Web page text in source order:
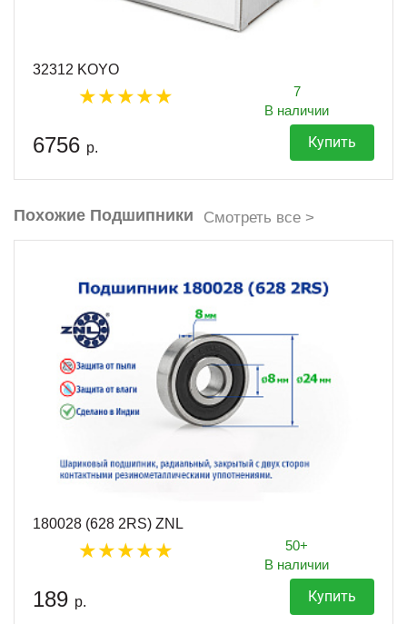
32312 KOYO
7
В наличии
6756 р. Купить
Похожие Подшипники Смотреть все >
180028 (628 2RS) ZNL
50+
В наличии
189 р. Купить